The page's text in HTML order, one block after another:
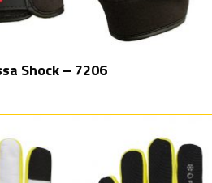
Shock – 7206